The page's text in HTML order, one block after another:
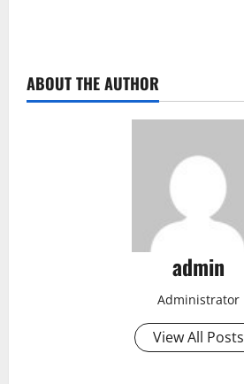
ABOUT THE AUTHOR
admin
Administrator
View All Posts